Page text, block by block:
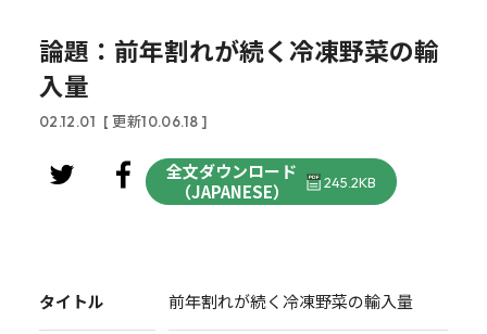
論題：前年割れが続く冷凍野菜の輸
入量
02.12.01 [ 更新10.06.18 ]
全文ダウンロード
（JAPANESE）
245.2KB
タイトル 前年割れが続く冷凍野菜の輸入量